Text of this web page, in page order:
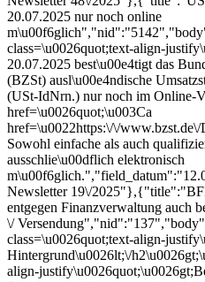
20.07.2025 nur noch online
class=\u0026quot;text-align-
20.07.2025 best\u00e4tigt das
(BZSt) ausl\u00e4ndische
(USt-IdNrn.) nur noch im Online-
href=\u0026quot;\u003Ca
href=\u0022https:\/\/
Sowohl einfache als auch
ausschlie\u00dflich elektronisch
Newsletter 19\/
entgegen Finanzverwaltung auch
\/
class=\u0026quot;text-align-
Hintergrund\u0026lt;\/
align-